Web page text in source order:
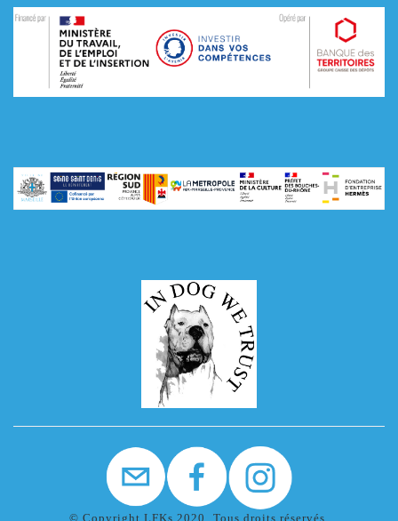
© Copyright LFKs 2020. Tous droits réservés.